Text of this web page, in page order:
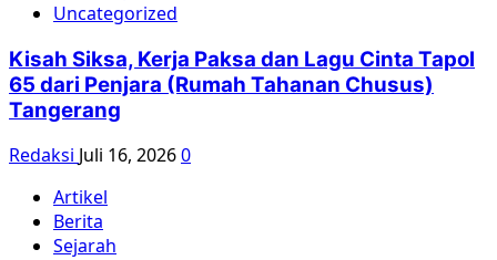
Uncategorized
Kisah Siksa, Kerja Paksa dan Lagu Cinta Tapol
65 dari Penjara (Rumah Tahanan Chusus)
Tangerang
Redaksi Juli 16, 20260
Artikel
Berita
Sejarah